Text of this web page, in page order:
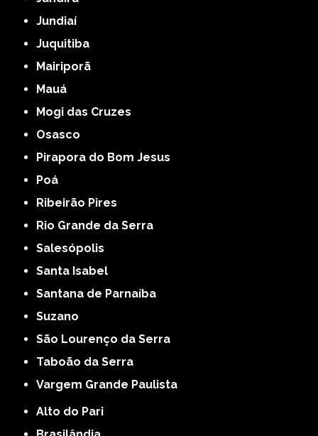
Jundiaí
Juquitiba
Mairiporã
Mauá
Mogi das Cruzes
Osasco
Pirapora do Bom Jesus
Poá
Ribeirão Pires
Rio Grande da Serra
Salesópolis
Santa Isabel
Santana de Parnaíba
Suzano
São Lourenço da Serra
Taboão da Serra
Vargem Grande Paulista
Alto do Pari